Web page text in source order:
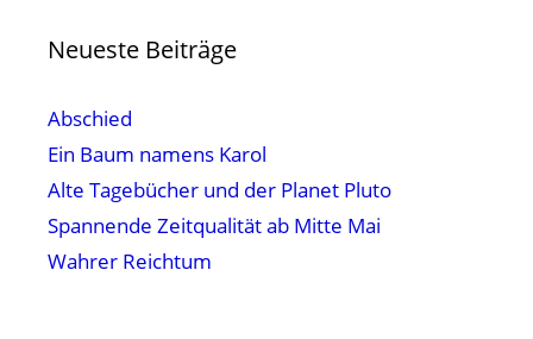
Neueste Beiträge
Abschied
Ein Baum namens Karol
Alte Tagebücher und der Planet Pluto
Spannende Zeitqualität ab Mitte Mai
Wahrer Reichtum